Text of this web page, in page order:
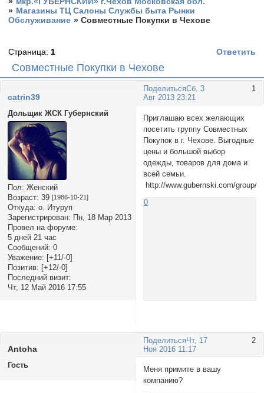
» Магазины ТЦ Салоны Службы быта Рынки
Обслуживание »Совместные Покупки в Чехове
Совместные Покупки в Чехове
Страница: 1 Ответить
Поделиться 1
Сб, 3
Авг 2013 23:21
catrin39
Дольщик ЖСК Губернский
Пол: Женский
Возраст: 39 [1986-10-21]
Откуда: о. Итуруп
Зарегистрирован: Пн, 18 Мар 2013
Провел на форуме:
5 дней 21 час
Сообщений: 0
Уважение: [+11/-0]
Позитив: [+12/-0]
Последний визит:
Чт, 12 Май 2016 17:55
Приглашаю всех желающих
посетить группу Совместных
Покупок в г. Чехове. Выгодные
цены и большой выбор
одежды, товаров для дома и
всей семьи.
http://www.gubernski.com/group/
0
Поделиться 2
Чт, 17
Ноя 2016 11:17
Antoha
Гость
Меня примите в вашу
компанию?